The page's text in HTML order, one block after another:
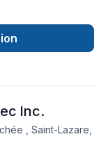
transparence sur
Inc.
, Saint-Lazare,